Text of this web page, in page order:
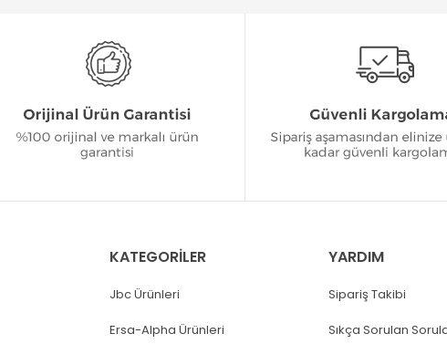
KATEGORİLER
Jbc Ürünleri
Ersa-Alpha Ürünleri
YARDIM
Sipariş Takibi
Sıkça Sorulan